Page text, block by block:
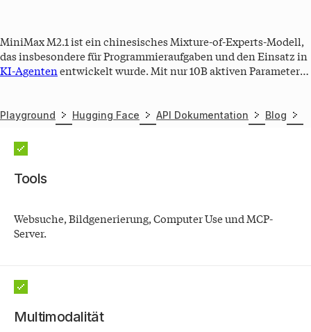
MiniMax M2.1 ist ein chinesisches Mixture-of-Experts-Modell,
das insbesondere für Programmieraufgaben und den Einsatz in
KI-Agenten entwickelt wurde. Mit nur 10B aktiven Parametern
entsprechender Hardware auch lokal ausführen.
Playground Hugging Face API Dokumentation Blog
Features
Tools
Websuche, Bildgenerierung, Computer Use und MCP-
Server.
Multimodalität